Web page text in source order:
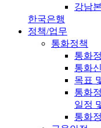
강남
한국은행
정책/업무
통화정책
통화
통화
목표
통화
일정
통화